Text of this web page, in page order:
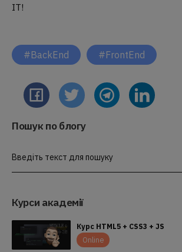
IT!
#BackEnd #FrontEnd
Пошук по блогу
Введіть текст для пошуку
Курси академії
Курс HTML5 + CSS3 + JS
Online